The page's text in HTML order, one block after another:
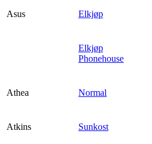
Asus Elkjøp
Elkjøp
Phonehouse
Athea Normal
Atkins Sunkost